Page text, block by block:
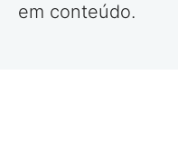
em conteúdo.